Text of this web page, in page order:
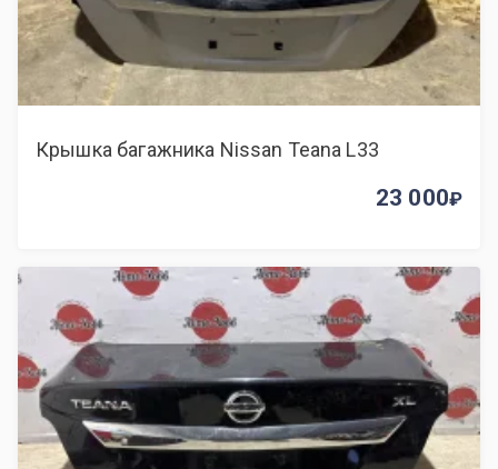
Крышка багажника Nissan Teana L33
23 000